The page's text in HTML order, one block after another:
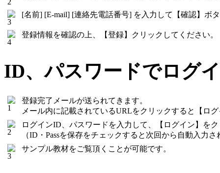
[名前] [E-mail] [連絡先電話番号] を入力して【確認】ボ
登録情報を確認の上、【登録】クリックしてください。
ID、パスワードでログ
登録完了メールが送られてきます。
メール内に記載されているURLをクリックすると【ロ
ログインID、パスワードを入力して、【ログイン】を
（ID・Passを保存をチェックすると次回から自動入力さ
サンプル教材をご覧頂くことが可能です。